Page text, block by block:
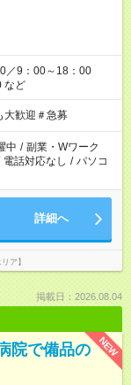
／9：00～18：00
など
歓迎＃急募
中 / 副業・Wワーク
電話対応なし / パソコ
詳細へ
ア】
掲載日：2026.08.04
NEW
院で備品の